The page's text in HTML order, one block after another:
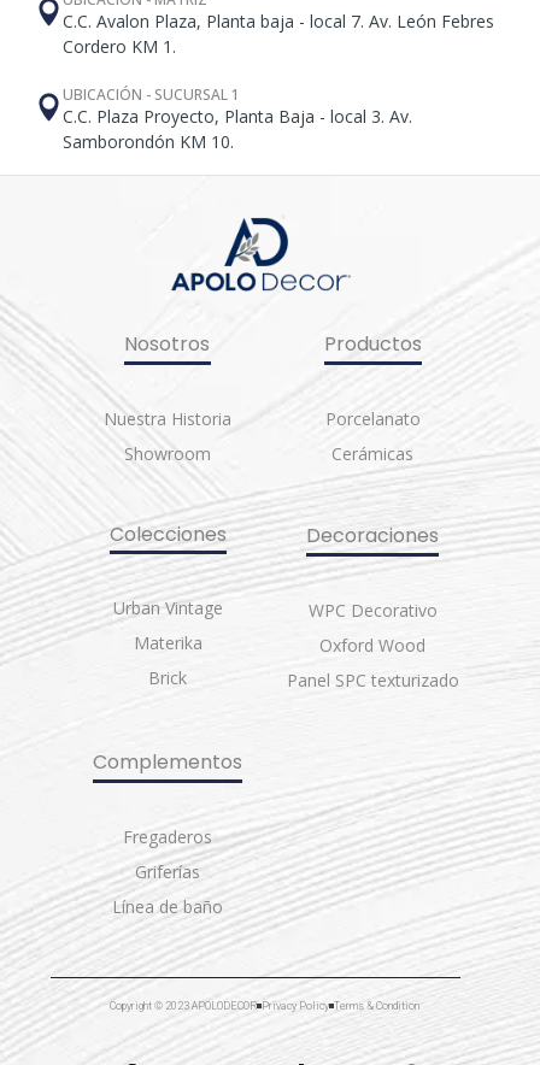
C.C. Avalon Plaza, Planta baja - local 7. Av. León Febres
Cordero KM 1.
UBICACIÓN - SUCURSAL 1
C.C. Plaza Proyecto, Planta Baja - local 3. Av.
Samborondón KM 10.
Nosotros
Nuestra Historia
Showroom
Productos
Porcelanato
Cerámicas
Colecciones
Urban Vintage
Materika
Brick
Decoraciones
WPC Decorativo
Oxford Wood
Panel SPC texturizado
Complementos
Fregaderos
Griferías
Línea de baño
Copyright © 2023 APOLODECOR Privacy Policy Terms & Condition